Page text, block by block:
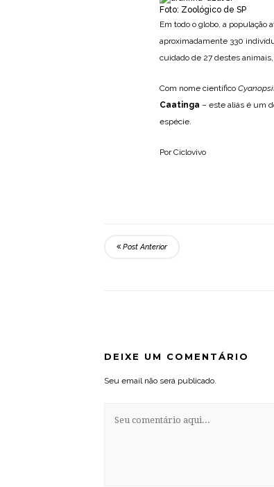
Foto: Zoológico de SP
Em todo o globo, a
aproximadamente 330
cuidado de 27 destes
Com nome científico
Caatinga – este aliás é um
espécie.
Por Ciclovivo
Post Anterior
DEIXE UM COMENTÁRIO
Seu email não será publicado.